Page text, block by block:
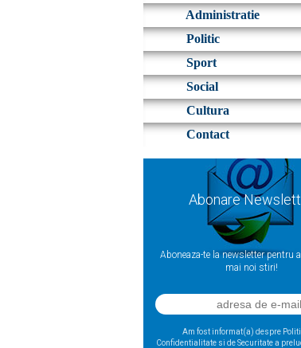
Administratie
Politic
Sport
Social
Cultura
Contact
Abonare
Aboneaza-te la newsletter pentru
mai noi stiri!
Am fost informat(a) despre
Confidentialitate si de Securitate a